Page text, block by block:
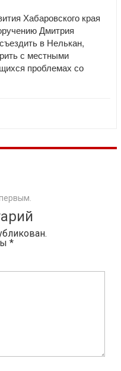
Хабаровского края
Дмитрия
в Нелькан,
с местными
проблемах со
*